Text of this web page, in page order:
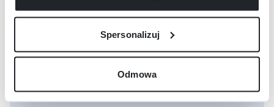
Spersonalizuj
Odmowa
doCentrum Pomocy